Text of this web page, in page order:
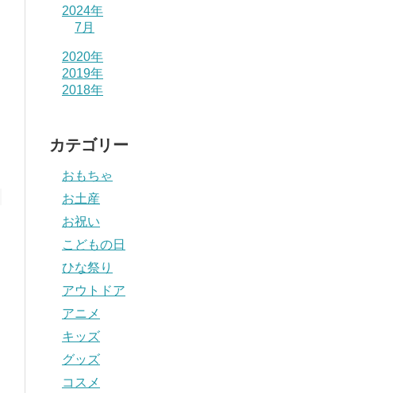
2024年
7月
2020年
2019年
2018年
カテゴリー
おもちゃ
お土産
お祝い
こどもの日
ひな祭り
アウトドア
アニメ
キッズ
グッズ
コスメ